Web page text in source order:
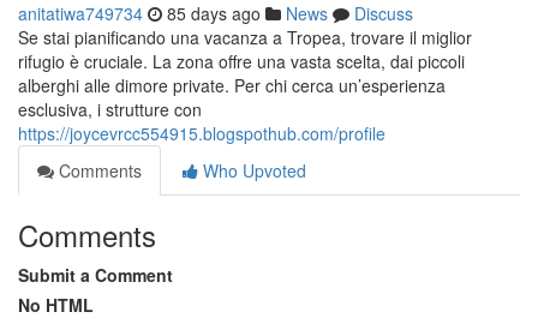
anitatiwa749734 85 days ago News
Discuss
Se stai pianificando una vacanza a Tropea, trovare il miglior
rifugio è cruciale. La zona offre una vasta scelta, dai piccoli
alberghi alle dimore private. Per chi cerca un’esperienza
esclusiva, i strutture con
https://joycevrcc554915.blogspothub.com/profile
Comments
Who Upvoted
Comments
Submit a Comment
No HTML